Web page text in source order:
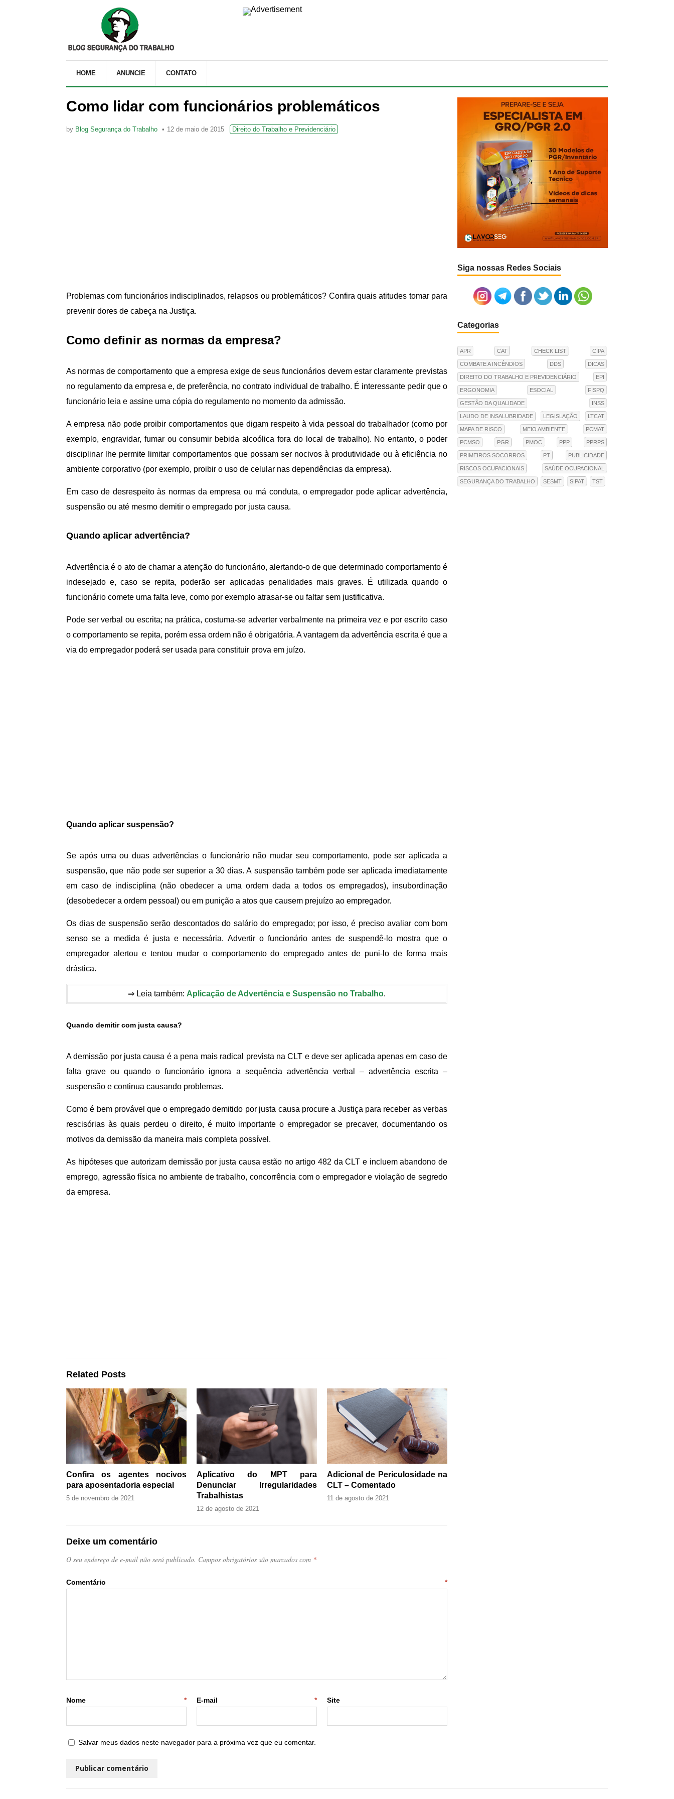
HOME ANUNCIE CONTATO
Como lidar com funcionários problemáticos
by Blog Segurança do Trabalho 12 de maio de 2015 Direito do Trabalho e Previdenciário
Problemas com funcionários indisciplinados, relapsos ou problemáticos? Confira quais atitudes tomar para
prevenir dores de cabeça na Justiça.
Como definir as normas da empresa?
As normas de comportamento que a empresa exige de seus funcionários devem estar claramente previstas
no regulamento da empresa e, de preferência, no contrato individual de trabalho. É interessante pedir que o
funcionário leia e assine uma cópia do regulamento no momento da admissão.
A empresa não pode proibir comportamentos que digam respeito à vida pessoal do trabalhador (como por
exemplo, engravidar, fumar ou consumir bebida alcoólica fora do local de trabalho). No entanto, o poder
disciplinar lhe permite limitar comportamentos que possam ser nocivos à produtividade ou à eficiência no
ambiente corporativo (por exemplo, proibir o uso de celular nas dependências da empresa).
Em caso de desrespeito às normas da empresa ou má conduta, o empregador pode aplicar advertência,
suspensão ou até mesmo demitir o empregado por justa causa.
Quando aplicar advertência?
Advertência é o ato de chamar a atenção do funcionário, alertando-o de que determinado comportamento é
indesejado e, caso se repita, poderão ser aplicadas penalidades mais graves. É utilizada quando o
funcionário comete uma falta leve, como por exemplo atrasar-se ou faltar sem justificativa.
Pode ser verbal ou escrita; na prática, costuma-se adverter verbalmente na primeira vez e por escrito caso
o comportamento se repita, porém essa ordem não é obrigatória. A vantagem da advertência escrita é que a
via do empregador poderá ser usada para constituir prova em juízo.
Quando aplicar suspensão?
Se após uma ou duas advertências o funcionário não mudar seu comportamento, pode ser aplicada a
suspensão, que não pode ser superior a 30 dias. A suspensão também pode ser aplicada imediatamente
em caso de indisciplina (não obedecer a uma ordem dada a todos os empregados), insubordinação
(desobedecer a ordem pessoal) ou em punição a atos que causem prejuízo ao empregador.
Os dias de suspensão serão descontados do salário do empregado; por isso, é preciso avaliar com bom
senso se a medida é justa e necessária. Advertir o funcionário antes de suspendê-lo mostra que o
empregador alertou e tentou mudar o comportamento do empregado antes de puni-lo de forma mais
drástica.
⇒ Leia também: Aplicação de Advertência e Suspensão no Trabalho.
Quando demitir com justa causa?
A demissão por justa causa é a pena mais radical prevista na CLT e deve ser aplicada apenas em caso de
falta grave ou quando o funcionário ignora a sequência advertência verbal – advertência escrita –
suspensão e continua causando problemas.
Como é bem provável que o empregado demitido por justa causa procure a Justiça para receber as verbas
rescisórias às quais perdeu o direito, é muito importante o empregador se precaver, documentando os
motivos da demissão da maneira mais completa possível.
As hipóteses que autorizam demissão por justa causa estão no artigo 482 da CLT e incluem abandono de
emprego, agressão física no ambiente de trabalho, concorrência com o empregador e violação de segredo
da empresa.
Related Posts
Confira os agentes nocivos
para aposentadoria especial
5 de novembro de 2021
Aplicativo do MPT para
Denunciar Irregularidades
Trabalhistas
12 de agosto de 2021
Adicional de Periculosidade na
CLT – Comentado
11 de agosto de 2021
Deixe um comentário
O seu endereço de e-mail não será publicado. Campos obrigatórios são marcados com *
Comentário *
Nome * E-mail * Site
Salvar meus dados neste navegador para a próxima vez que eu comentar.
Siga nossas Redes Sociais
Categorias
APR CAT CHECK LIST CIPA
COMBATE A INCÊNDIOS DDS DICAS
DIREITO DO TRABALHO E PREVIDENCIÁRIO EPI
ERGONOMIA ESOCIAL FISPQ
GESTÃO DA QUALIDADE INSS
LAUDO DE INSALUBRIDADE LEGISLAÇÃO LTCAT
MAPA DE RISCO MEIO AMBIENTE PCMAT
PCMSO PGR PMOC PPP PPRPS
PRIMEIROS SOCORROS PT PUBLICIDADE
RISCOS OCUPACIONAIS SAÚDE OCUPACIONAL
SEGURANÇA DO TRABALHO SESMT SIPAT TST